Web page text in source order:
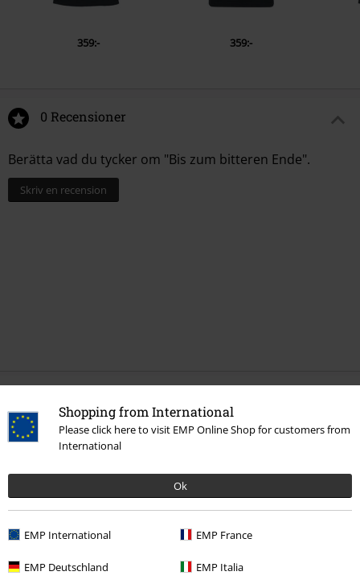
Shopping from International
Please click here to visit EMP Online Shop for customers from
International
Ok
EMP International EMP France
EMP Deutschland EMP Italia
359:- 359:-
0 Recensioner
Berätta vad du tycker om "Bis zum bitteren Ende".
Skriv en recension
Från359:-